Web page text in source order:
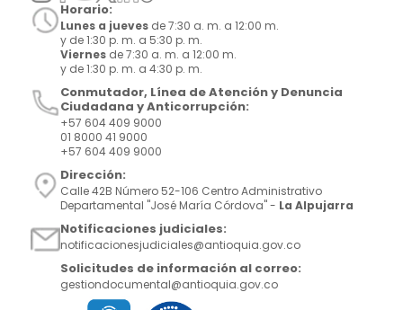
Horario:
Lunes a jueves de 7:30 a. m. a 12:00 m.
y de 1:30 p. m. a 5:30 p. m.
Viernes de 7:30 a. m. a 12:00 m.
y de 1:30 p. m. a 4:30 p. m.
Conmutador, Línea de Atención y Denuncia
Ciudadana y Anticorrupción:
+57 604 409 9000
01 8000 41 9000
+57 604 409 9000
Dirección:
Calle 42B Número 52-106 Centro Administrativo
Departamental "José María Córdova" - La Alpujarra
Notificaciones judiciales:
notificacionesjudiciales@antioquia.gov.co
Solicitudes de información al correo:
gestiondocumental@antioquia.gov.co